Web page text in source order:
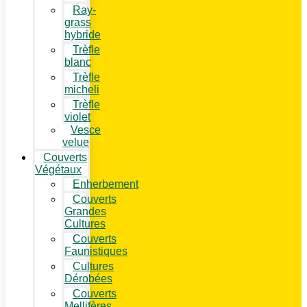
Ray-
grass
hybride
Trèfle
blanc
Trèfle
micheli
Trèfle
violet
Vesce
velue
Couverts
Végétaux
Enherbement
Couverts
Grandes
Cultures
Couverts
Faunistiques
Cultures
Dérobées
Couverts